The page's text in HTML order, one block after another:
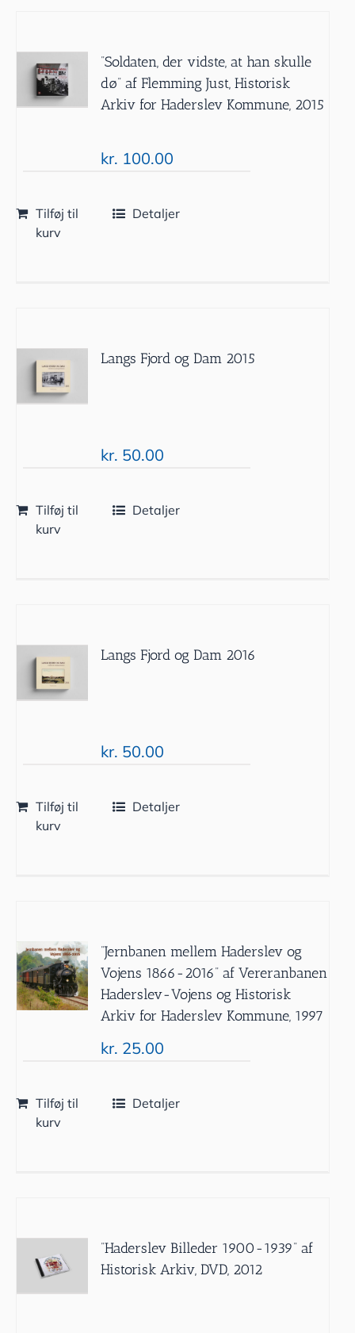
”Soldaten, der vidste, at han skulle
dø” af Flemming Just, Historisk
Arkiv for Haderslev Kommune, 2015
kr. 100.00
Tilføj til
kurv
Detaljer
Langs Fjord og Dam 2015
kr. 50.00
Tilføj til
kurv
Detaljer
Langs Fjord og Dam 2016
kr. 50.00
Tilføj til
kurv
Detaljer
”Jernbanen mellem Haderslev og
Vojens 1866-2016” af Vereranbanen
Haderslev-Vojens og Historisk
Arkiv for Haderslev Kommune, 1997
kr. 25.00
Tilføj til
kurv
Detaljer
”Haderslev Billeder 1900-1939” af
Historisk Arkiv, DVD, 2012